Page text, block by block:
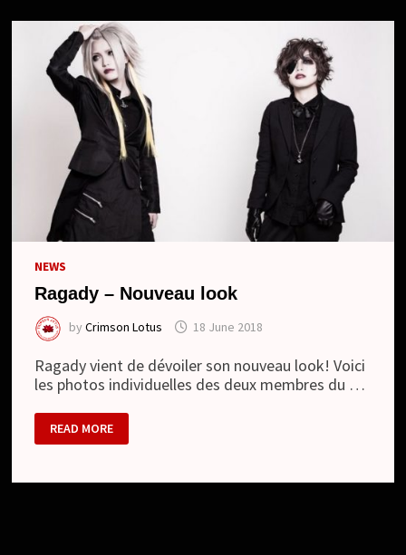
NEWS
Ragady – Nouveau look
byCrimson Lotus 18 June 2018
Ragady vient de dévoiler son nouveau look! Voici
les photos individuelles des deux membres du …
RAGADY
–
NOUVEAU
READ MORE